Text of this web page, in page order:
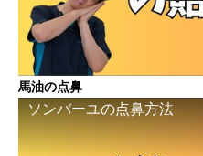
馬油の点鼻
ソンバーユの点鼻方法